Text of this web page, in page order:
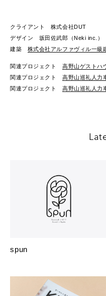
クライアント 株式会社DUT
デザイン 坂田佐武郎（Neki inc.）
建築 株式会社アルファヴィル一級
関連プロジェクト 高野山ゲストハ
関連プロジェクト 高野山巡礼人力
関連プロジェクト 高野山巡礼人
spun